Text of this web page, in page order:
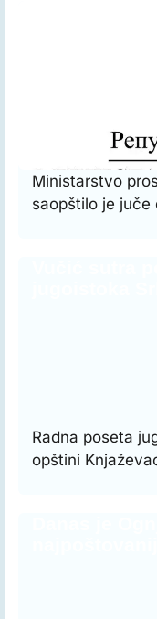
Vraćena
vremena
Ministarstvo
saopštilo je
Radna poseta
opštini
Danas je